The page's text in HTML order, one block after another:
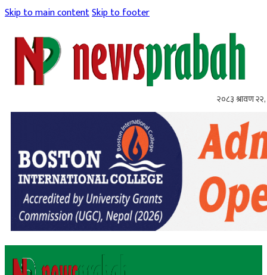
Skip to main contentSkip to footer
२०८३ श्रावण २२,